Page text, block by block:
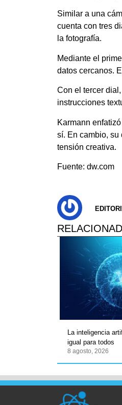
Similar a una
cuenta con tres
la fotografía.
Mediante el
datos cercanos.
Con el tercer
instrucciones
Karmann
sí. En cambio,
tensión creativa.
Fuente: dw.com
La inteligencia
igual para todos
8 agosto, 2026